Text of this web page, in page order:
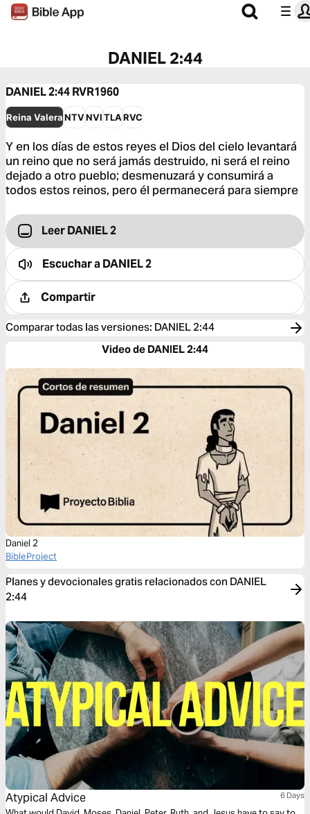
DANIEL 2:44
DANIEL 2:44RVR1960
Reina ValeraNTVNVITLARVC
Y en los días de estos reyes el Dios del cielo levantará
un reino que no será jamás destruido, ni será el reino
dejado a otro pueblo; desmenuzará y consumirá a
todos estos reinos, pero él permanecerá para siempre
Leer DANIEL 2
Escuchar aDANIEL 2
Compartir
Comparar todas las versiones: DANIEL 2:44
Video de DANIEL 2:44
Daniel 2
BibleProject
Planes y devocionales gratis relacionados con DANIEL
2:44
Atypical Advice 6 Days